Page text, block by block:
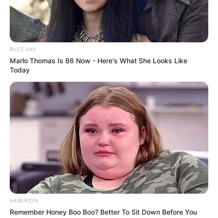
Dieses Ausflugsziel auf der Landkarte mit Routenpla
ner und Parkplätzen
Hotels in der Nähe dieses Ausflugsziels in
Olsberg:
Hotels in Olsberg
Hotels in Olsberg auf Seiten verschiedener
Anbieter suchen und online buchen.
Ausflugsziele, Sehenswürdigkeiten, Freizeitziele
und Museen in und im Umkreis von Olsberg:
Umkreissuche Tourismus Olsberg
BUZZ DAY
Marlo Thomas Is 86 Now - Here's What She Looks Like
Today
HABERION
Remember Honey Boo Boo? Better To Sit Down Before You